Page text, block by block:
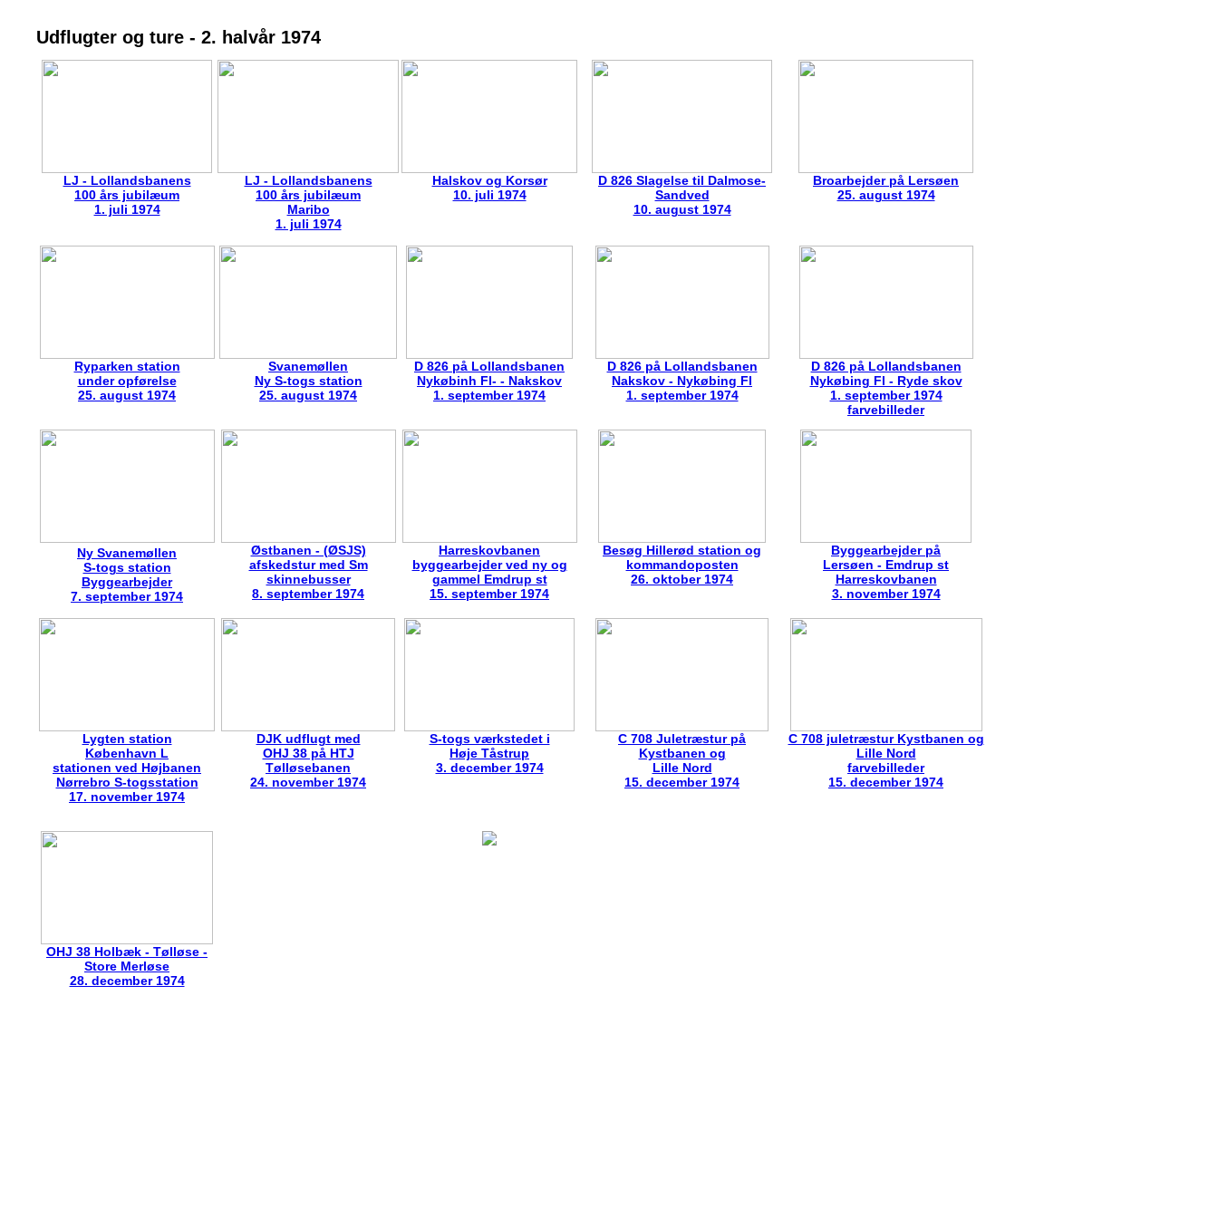
Udflugter og ture - 2. halvår 1974
LJ - Lollandsbanens
100 års jubilæum
1. juli 1974
LJ - Lollandsbanens
100 års jubilæum
Maribo
1. juli 1974
Halskov og Korsør
10. juli 1974
D 826 Slagelse til Dalmose-
Sandved
10. august 1974
Broarbejder på Lersøen
25. august 1974
Ryparken station
under opførelse
25. august 1974
Svanemøllen
Ny S-togs station
25. august 1974
D 826 på Lollandsbanen
Nykøbinh Fl- - Nakskov
1. september 1974
D 826 på Lollandsbanen
Nakskov - Nykøbing Fl
1. september 1974
D 826 på Lollandsbanen
Nykøbing Fl - Ryde skov
1. september 1974
farvebilleder
Ny Svanemøllen
S-togs station
Byggearbejder
7. september 1974
Østbanen - (ØSJS)
afskedstur med Sm
skinnebusser
8. september 1974
Harreskovbanen
byggearbejder ved ny og
gammel Emdrup st
15. september 1974
Besøg Hillerød station og
kommandoposten
26. oktober 1974
Byggearbejder på
Lersøen - Emdrup st
Harreskovbanen
3. november 1974
Lygten station
København L
stationen ved Højbanen
Nørrebro S-togsstation
17. november 1974
DJK udflugt med
OHJ 38 på HTJ
Tølløsebanen
24. november 1974
S-togs værkstedet i
Høje Tåstrup
3. december 1974
C 708 Juletræstur på
Kystbanen og
Lille Nord
15. december 1974
C 708 juletræstur Kystbanen og
Lille Nord
farvebilleder
15. december 1974
OHJ 38 Holbæk - Tølløse -
Store Merløse
28. december 1974